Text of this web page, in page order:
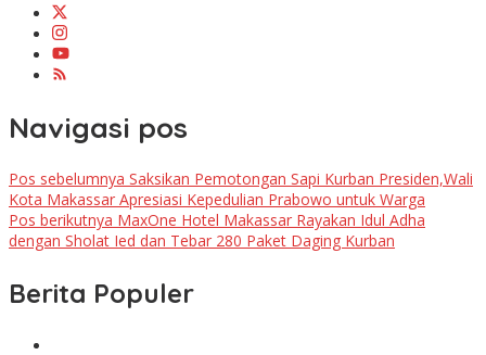
Navigasi pos
Pos sebelumnya Saksikan Pemotongan Sapi Kurban Presiden,Wali
Kota Makassar Apresiasi Kepedulian Prabowo untuk Warga
Pos berikutnya MaxOne Hotel Makassar Rayakan Idul Adha
dengan Sholat Ied dan Tebar 280 Paket Daging Kurban
Berita Populer